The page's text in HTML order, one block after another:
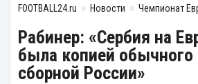
FOOTBALL24.ru Новости Чемпионат
Рабинер: «Сербия на
была копией обычного
сборной России»